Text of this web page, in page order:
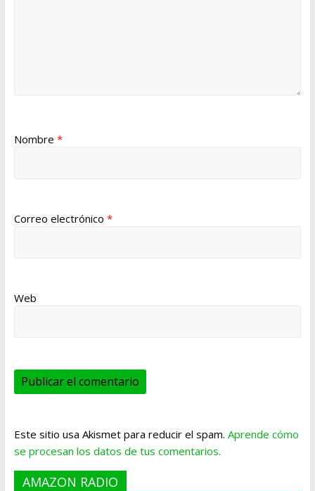
Nombre *
Correo electrónico *
Web
Este sitio usa Akismet para reducir el spam. Aprende cómo
se procesan los datos de tus comentarios.
AMAZON RADIO